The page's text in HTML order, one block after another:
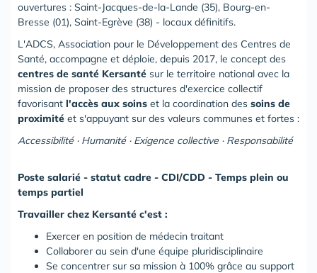
ouvertures : Saint-Jacques-de-la-Lande (35), Bourg-en-
Bresse (01), Saint-Egrève (38) - locaux définitifs.
L'ADCS, Association pour le Développement des Centres de
Santé, accompagne et déploie, depuis 2017, le concept des
centres de santé Kersanté sur le territoire national avec la
mission de proposer des structures d'exercice collectif
favorisant l'accès aux soins et la coordination des soins de
proximité et s'appuyant sur des valeurs communes et fortes :
Accessibilité · Humanité · Exigence collective · Responsabilité
Poste salarié - statut cadre - CDI/CDD - Temps plein ou
temps partiel
Travailler chez Kersanté c'est :
Exercer en position de médecin traitant
Collaborer au sein d'une équipe pluridisciplinaire
Se concentrer sur sa mission à 100% grâce au support